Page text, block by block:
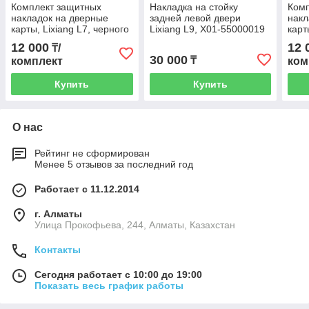
Комплект защитных
накладок на дверные
карты, Lixiang L7, черного
12 000 ₸/
комплект
Купить
Накладка на стойку
задней левой двери
Lixiang L9, X01-55000019
30 000₸
Купить
12
О нас
Рейтинг не сформирован
Менее 5 отзывов за последний год
Работает с 11.12.2014
г. Алматы
​Улица Прокофьева, 244, Алматы, Казахстан
Контакты
Сегодня работает с 10:00 до 19:00
Показать весь график работы